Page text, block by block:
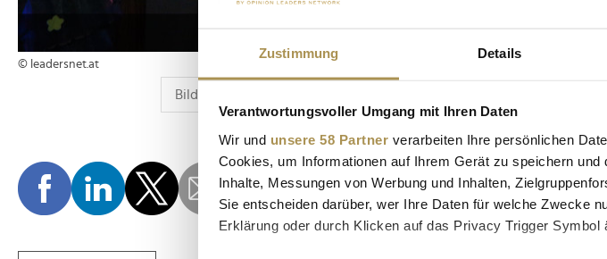
Zustimmung Details
Verantwortungsvoller Umgang mit Ihren Daten
Wir und unsere 58 Partner verarbeiten Ihre persönlichen
Cookies, um Informationen auf Ihrem Gerät zu speichern
Inhalte, Messungen von Werbung und Inhalten,
Sie entscheiden darüber, wer Ihre Daten für welche Zwecke
Erklärung oder durch Klicken auf das Privacy Trigger Symbol
© leadersnet.at